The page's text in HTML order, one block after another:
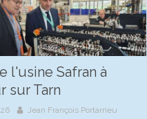
l'usine Safran à
sur Tarn
Jean François Portarrieu